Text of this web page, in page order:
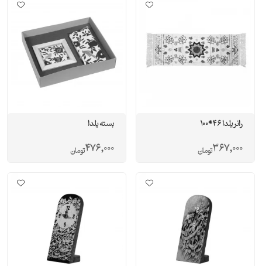
رانر يلدا 46*100
367,000تومان
بسته یلدا
476,000تومان